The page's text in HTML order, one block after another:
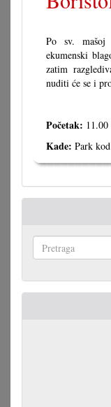
Po sv.
ekumenski
zatim
nuditi će se i
Početak: 11.00
Kade: Park